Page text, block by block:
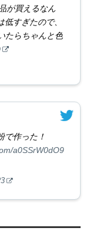
が買えるなん
すぎたので、
たらちゃんと色
で作った！
a0SSrW0dO9